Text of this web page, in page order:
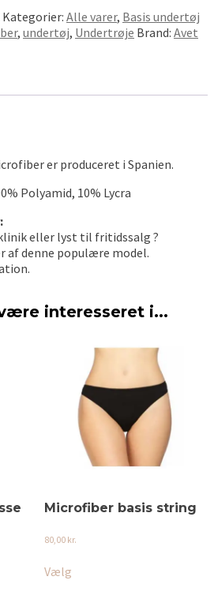
Kategorier: Alle varer, Basis undertøj
, undertøj, Undertrøje Brand: Avet
er produceret i Spanien.
Polyamid, 10% Lycra
eller lyst til fritidssalg ?
af denne populære model.
interesseret i...
Microfiber basis string
80,00 kr.
Vælgvare